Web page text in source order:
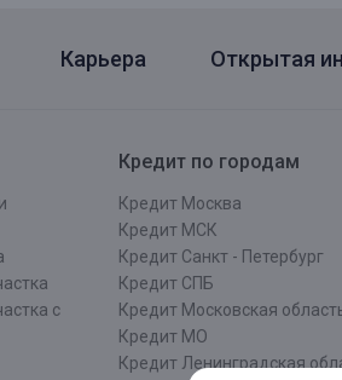
Карьера Открытая
с
Кредит по городам
Кредит Москва
Кредит МСК
Кредит Санкт - Петербург
Кредит СПБ
Кредит Московская
Кредит МО
Кредит Ленинградская